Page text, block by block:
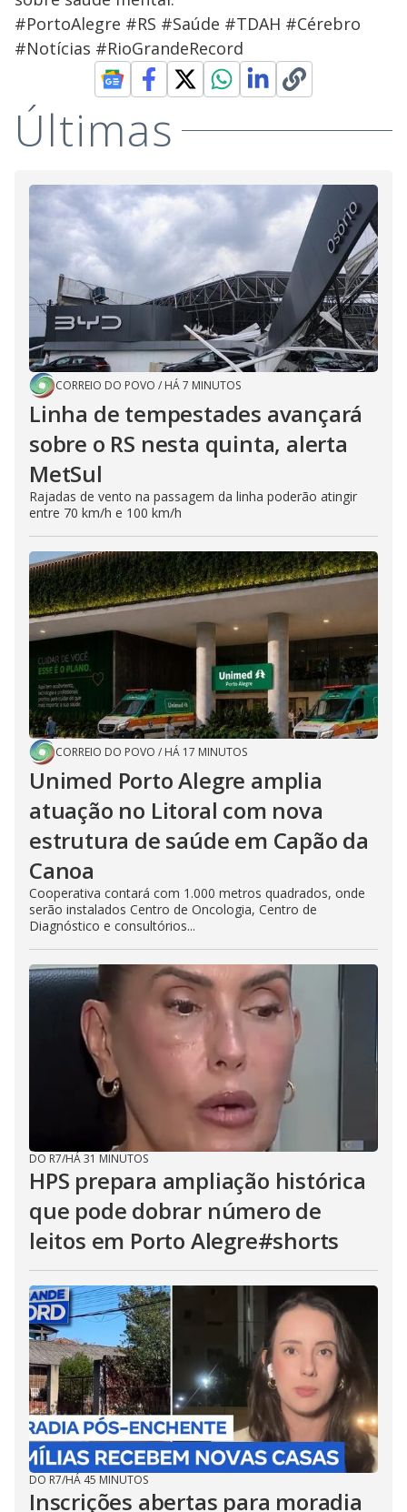
#PortoAlegre #RS #Saúde #TDAH #Cérebro
#Notícias #RioGrandeRecord
Últimas
CORREIO DO POVO / HÁ 7 MINUTOS
Linha de tempestades avançará
sobre o RS nesta quinta, alerta
MetSul
Rajadas de vento na passagem da linha poderão atingir
entre 70 km/h e 100 km/h
CORREIO DO POVO / HÁ 17 MINUTOS
Unimed Porto Alegre amplia
atuação no Litoral com nova
estrutura de saúde em Capão da
Canoa
Cooperativa contará com 1.000 metros quadrados, onde
serão instalados Centro de Oncologia, Centro de
Diagnóstico e consultórios...
DO R7/HÁ 31 MINUTOS
HPS prepara ampliação histórica
que pode dobrar número de
leitos em Porto Alegre#shorts
DO R7/HÁ 45 MINUTOS
Inscrições abertas para moradia